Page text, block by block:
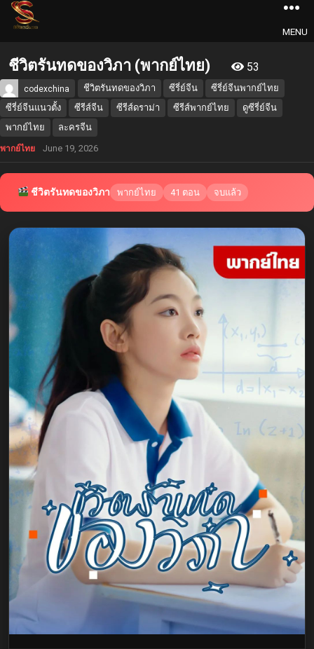
MENU
ชีวิตรันทดของวิภา (พากย์ไทย) 53
codexchina ชีวิตรันทดของวิภา ซีรี่ย์จีน
ซีรี่ย์จีนพากย์ไทย
ซีรี่ย์จีนแนวตั้ง
ซีรีส์จีน ซีรีส์ดราม่า ซีรีส์พากย์ไทย
ดูซีรี่ย์จีน
พากย์ไทย
ละครจีน
พากย์ไทย June 19, 2026
ชีวิตรันทดของวิภา พากย์ไทย 41 ตอน จบแล้ว